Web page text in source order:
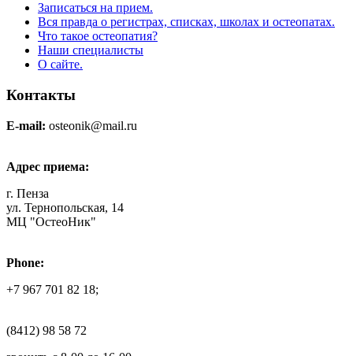
Записаться на прием.
Вся правда о регистрах, списках, школах и остеопатах.
Что такое остеопатия?
Наши специалисты
О сайте.
Контакты
E-mail: osteonik@mail.ru
Адрес приема:
г. Пенза
ул. Тернопольская, 14
МЦ "ОстеоНик"
Phone:
+7 967 701 82 18;
(8412) 98 58 72